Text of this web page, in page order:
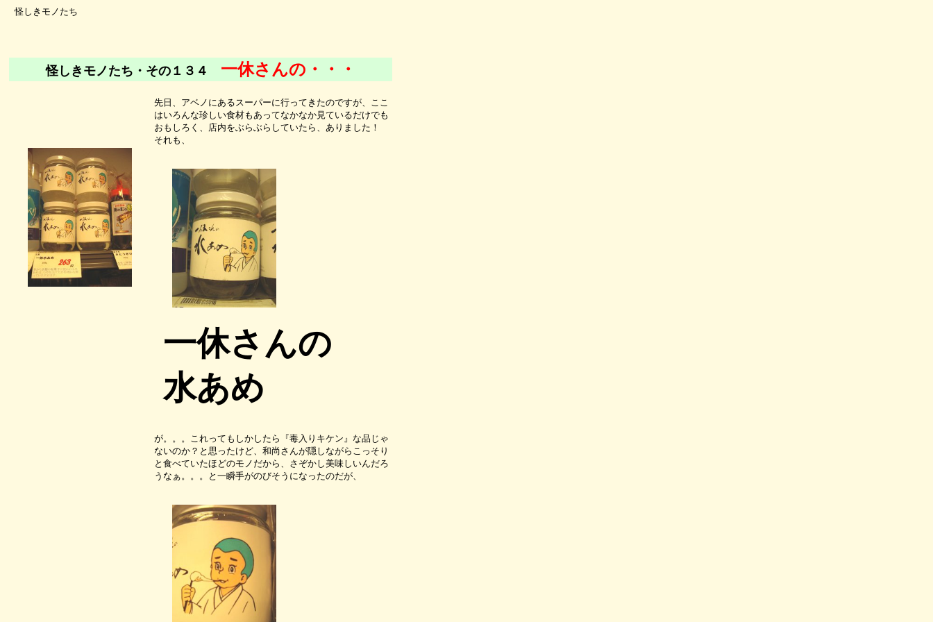
怪しきモノたち
怪しきモノたち・その１３４ 一休さんの・・・
先日、アベノにあるスーパーに行ってきたのですが、ここ
はいろんな珍しい食材もあってなかなか見ているだけでも
おもしろく、店内をぶらぶらしていたら、ありました！
それも、
一休さんの
水あめ
が。。。これってもしかしたら『毒入りキケン』な品じゃ
ないのか？と思ったけど、和尚さんが隠しながらこっそり
と食べていたほどのモノだから、さぞかし美味しいんだろ
うなぁ。。。と一瞬手がのびそうになったのだが、